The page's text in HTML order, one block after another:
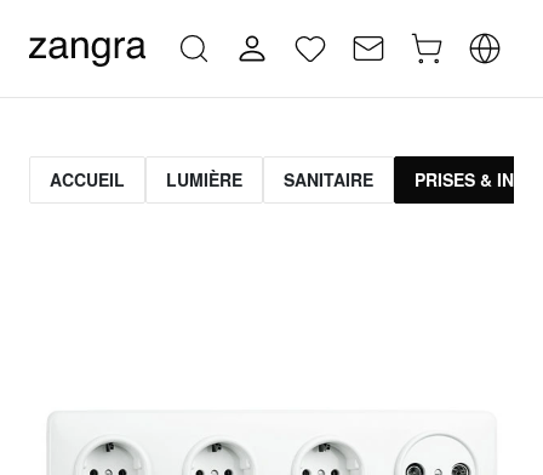
ACCUEIL LUMIÈRE SANITAIRE PRISES &